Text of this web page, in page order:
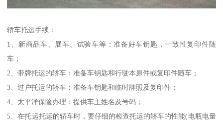
轿车托运手续：
1、新商品车、展车、试验车等：准备好车钥匙，一致性复印件随
车；
2、带牌托运的轿车：准备车钥匙和行驶本原件或复印件随车；
3、过户托运的轿车：准备车钥匙和临时牌照及复印件；
4、太平洋保险办理：提供车主姓名及号码；
5、在托运托运的轿车时，要仔细的检查托运的轿车的性能(电瓶电量